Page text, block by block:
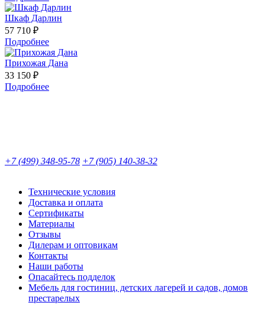
Шкаф Дарлин
57 710 ₽
Подробнее
Прихожая Дана
33 150 ₽
Подробнее
+7 (499) 348-95-78 +7 (905) 140-38-32
Технические условия
Доставка и оплата
Сертификаты
Материалы
Отзывы
Дилерам и оптовикам
Контакты
Наши работы
Опасайтесь подделок
Мебель для гостиниц, детских лагерей и садов, домов
престарелых